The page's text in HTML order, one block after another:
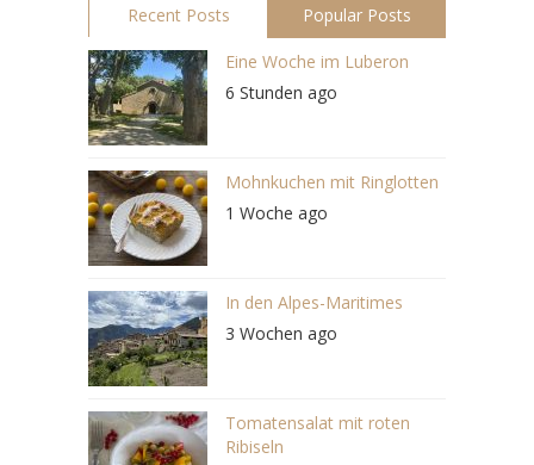
Recent Posts Popular Posts
Eine Woche im Luberon
6 Stunden ago
Mohnkuchen mit Ringlotten
1 Woche ago
In den Alpes-Maritimes
3 Wochen ago
Tomatensalat mit roten
Ribiseln